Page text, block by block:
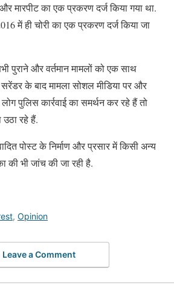
मारपीट का एक प्रकरण दर्ज किया गया था.
में ही चोरी का एक प्रकरण दर्ज किया जा
पुराने और वर्तमान मामलों को एक साथ
के बाद मामला सोशल मीडिया पर और
पुलिस कार्रवाई का समर्थन कर रहे हैं तो
रहे हैं.
पोस्ट के निर्माण और प्रसार में किसी अन्य
की भी जांच की जा रही है.
, Opinion
Leave a Comment